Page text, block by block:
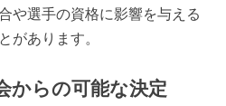
や選手の資格に影響を与える
があります。
からの可能な決定